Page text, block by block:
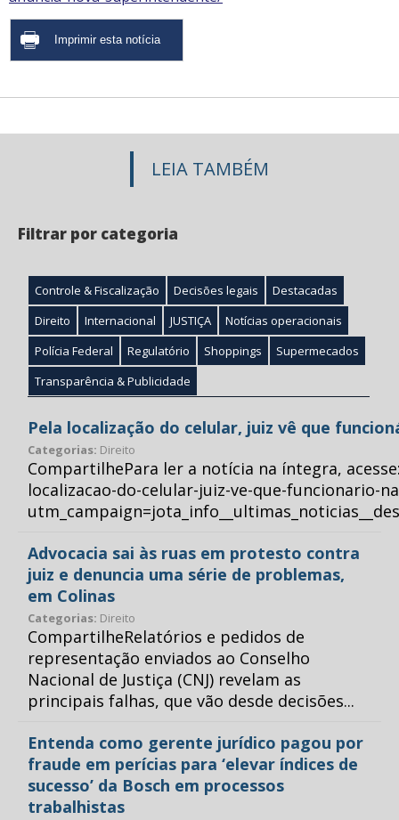
LEIA TAMBÉM
Filtrar por categoria
Controle & Fiscalização Decisões legais
Destacadas
Direito
Internacional JUSTIÇA
Notícias operacionais
Polícia Federal
Regulatório Shoppings
Supermecados
Transparência & Publicidade
Pela localização do celular, juiz vê que
Categorias: Direito
CompartilhePara ler a notícia na íntegra,
localizacao-do-celular-juiz-ve-que-funcionario-
Advocacia sai às ruas em protesto contra
juiz e denuncia uma série de problemas,
em Colinas
Categorias: Direito
CompartilheRelatórios e pedidos de
representação enviados ao Conselho
Nacional de Justiça (CNJ) revelam as
principais falhas, que vão desde decisões...
Entenda como gerente jurídico pagou por
fraude em perícias para ‘elevar índices de
sucesso’ da Bosch em processos
trabalhistas